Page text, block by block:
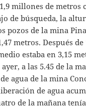
millones de metros
de búsqueda, la
pozos de la mina
metros. Después de
estaba en 3,15
a las 5.45 de la
agua de la mina
de agua
de la mañana